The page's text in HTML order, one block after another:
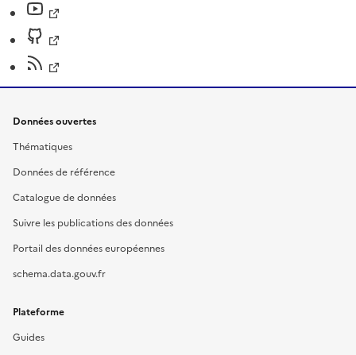
Données ouvertes
Thématiques
Données de référence
Catalogue de données
Suivre les publications des données
Portail des données européennes
schema.data.gouv.fr
Plateforme
Guides